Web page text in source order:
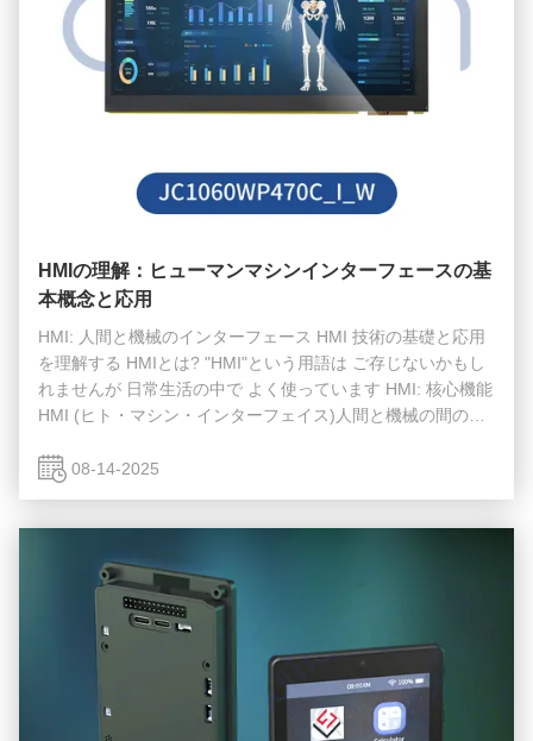
HMIの理解：ヒューマンマシンインターフェースの基
本概念と応用
HMI: 人間と機械のインターフェース HMI 技術の基礎と応用
を理解する HMIとは? "HMI"という用語は ご存じないかもし
れませんが 日常生活の中で よく使っています HMI: 核心機能
HMI (ヒト・マシン・インターフェイス)人間と機械の間の情
用状態をリアルタイムに監視する上で重要な役割を果たしま
とんど不可欠です.それは通常,コンピュータモニタ...
08-14-2025